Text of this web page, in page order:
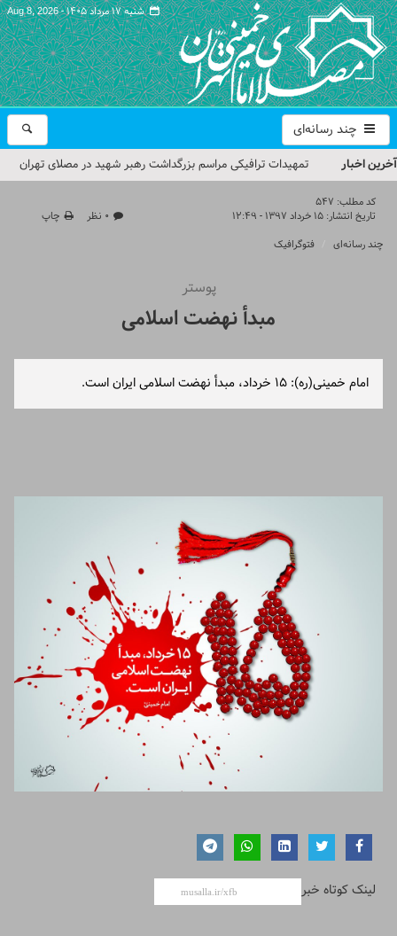
شنبه ۱۷ مرداد ۱۴۰۵ - Aug 8, 2026
چند رسانه‌ای
آخرین اخبار
تمهیدات ترافیکی مراسم بزرگداشت رهبر شهید در مصلای تهران
حجت‌الاسلام حاج علی‌اکبری؛ خطیب این هفته نماز جمعه تهران
گزارش تصویری| مراسم نماز بر پیکر امام شهید انقلاب اسلامی ایران
گزارش تصویری| مراسم بزرگداشت آقای شهید ایران
کد مطلب: 547
تاریخ انتشار: ۱۵ خرداد ۱۳۹۷ - ۱۲:۴۹ ۰ نظر
چاپ
چند رسانه‌ای
فتوگرافیک
پوستر
مبدأ نهضت اسلامی
امام خمینی(ره): 15 خرداد، مبدأ نهضت اسلامی ایران است.
لینک کوتاه خبر